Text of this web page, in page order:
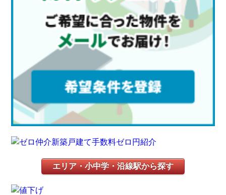
エリア・小中学・沿線駅から探す